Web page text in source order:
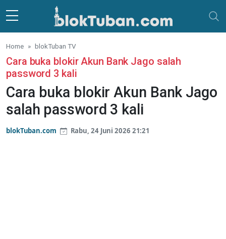
Skip to main content
Home blokTuban TV
Cara buka blokir Akun Bank Jago salah
password 3 kali
Cara buka blokir Akun Bank Jago
salah password 3 kali
blokTuban.com Rabu, 24 Juni 2026 21:21